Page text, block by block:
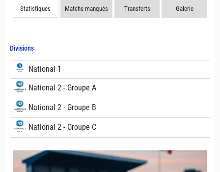
Divisions
National 1
National 2 - Groupe A
National 2 - Groupe B
National 2 - Groupe C
Statistiques Matchs manqués Transferts Galerie